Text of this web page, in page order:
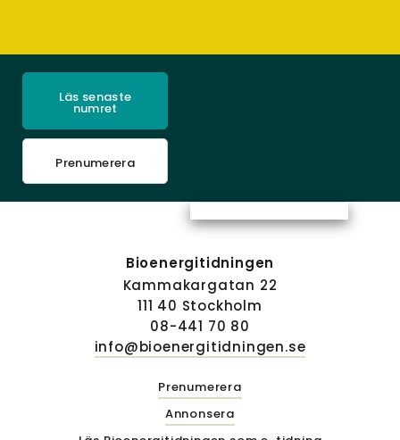
Läs senaste
numret
Prenumerera
Bioenergitidningen
Kammakargatan 22
111 40 Stockholm
08-441 70 80
info@bioenergitidningen.se
Prenumerera
Annonsera